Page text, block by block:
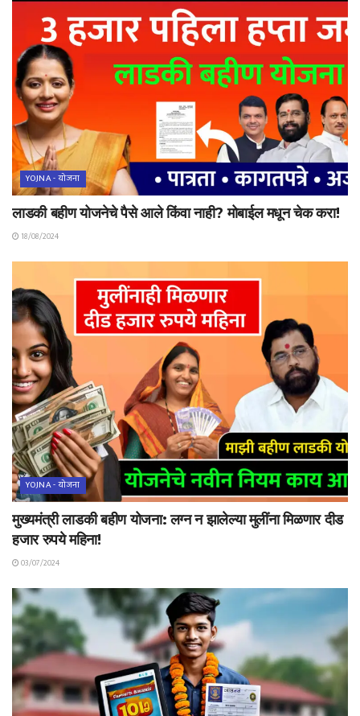
YOJNA - योजना
लाडकी बहीण योजनेचे पैसे आले किंवा नाही? मोबाईल मधून चेक करा!
18/08/2024
YOJNA - योजना
मुख्यमंत्री लाडकी बहीण योजना: लग्न न झालेल्या मुलींना मिळणार दीड
हजार रुपये महिना!
03/07/2024